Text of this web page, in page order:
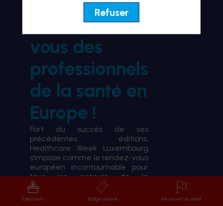
BIENVENUE À HWL26
le rendez-
vous des
professionnels
de la santé en
Europe !
Fort du succès de ses
précédentes éditions,
Healthcare Week Luxembourg
s’impose comme le rendez-vous
européen incontournable pour
tous les acteurs de la
transformation du système de
santé.
Exposants Badge visiteur Réserver un stand
Refuser